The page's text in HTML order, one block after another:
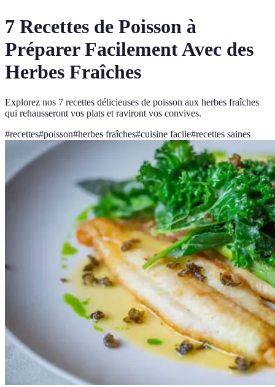
7 Recettes de Poisson à
Préparer Facilement Avec des
Herbes Fraîches
Explorez nos 7 recettes délicieuses de poisson aux herbes fraîches
qui rehausseront vos plats et raviront vos convives.
#recettes#poisson#herbes fraîches#cuisine facile#recettes saines